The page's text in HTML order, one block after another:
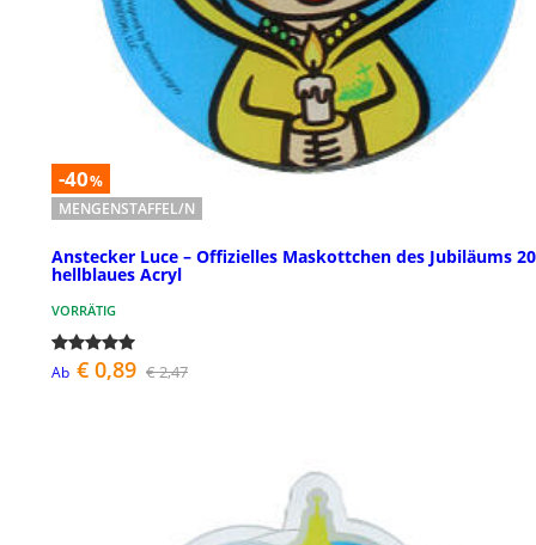
-40%
MENGENSTAFFEL/N
Anstecker Luce – Offizielles Maskottchen des Jubiläums
hellblaues Acryl
VORRÄTIG
Ab € 0,89 € 2,47